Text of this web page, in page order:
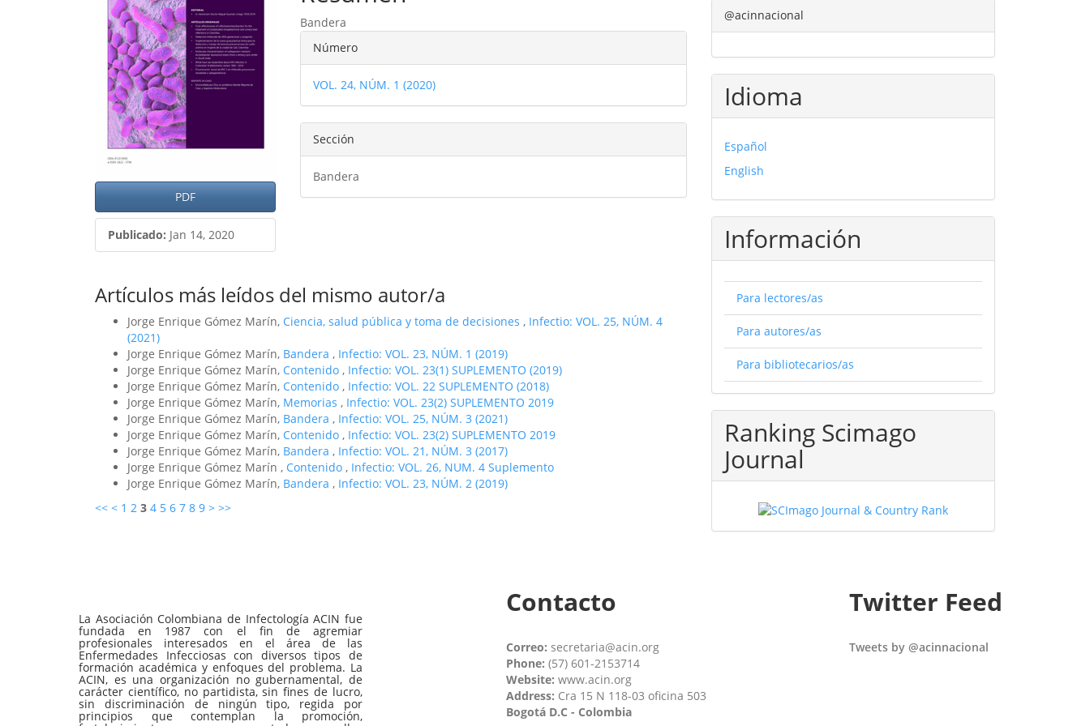
del
artículo
PDF
Publicado: Jan 14, 2020
del
artículo
Bandera
Detalles
del
artículo
Número
VOL. 24, NÚM. 1 (2020)
Sección
Bandera
Artículos más leídos del mismo autor/a
Jorge Enrique Gómez Marín, Ciencia, salud pública y toma de decisiones , Infectio: VOL. 25, NÚM. 4
(2021)
Jorge Enrique Gómez Marín, Bandera , Infectio: VOL. 23, NÚM. 1 (2019)
Jorge Enrique Gómez Marín, Contenido , Infectio: VOL. 23(1) SUPLEMENTO (2019)
Jorge Enrique Gómez Marín, Contenido , Infectio: VOL. 22 SUPLEMENTO (2018)
Jorge Enrique Gómez Marín, Memorias , Infectio: VOL. 23(2) SUPLEMENTO 2019
Jorge Enrique Gómez Marín, Bandera , Infectio: VOL. 25, NÚM. 3 (2021)
Jorge Enrique Gómez Marín, Contenido , Infectio: VOL. 23(2) SUPLEMENTO 2019
Jorge Enrique Gómez Marín, Bandera , Infectio: VOL. 21, NÚM. 3 (2017)
Jorge Enrique Gómez Marín , Contenido , Infectio: VOL. 26, NUM. 4 Suplemento
Jorge Enrique Gómez Marín, Bandera , Infectio: VOL. 23, NÚM. 2 (2019)
<< < 1 2 3 4 5 6 7 8 9 > >>
@acinnacional
Idioma
Español
English
Información
Para lectores/as
Para autores/as
Para bibliotecarios/as
Ranking Scimago
Journal
La Asociación Colombiana de Infectología ACIN fue
fundada en 1987 con el fin de agremiar
profesionales interesados en el área de las
Enfermedades Infecciosas con diversos tipos de
formación académica y enfoques del problema. La
ACIN, es una organización no gubernamental, de
carácter científico, no partidista, sin fines de lucro,
sin discriminación de ningún tipo, regida por
principios que contemplan la promoción,
Contacto
Correo: secretaria@acin.org
Phone: (57) 601-2153714
Website: www.acin.org
Address: Cra 15 N 118-03 oficina 503
Bogotá D.C - Colombia
Twitter Feed
Tweets by @acinnacional